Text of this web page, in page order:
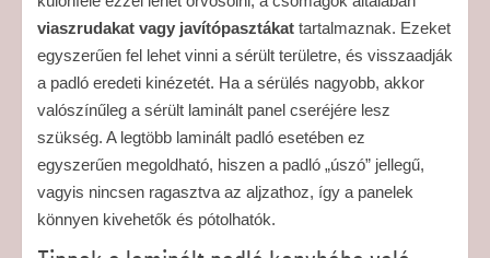
viaszrudakat vagy javítópasztákat tartalmaznak. Ezeket
egyszerűen fel lehet vinni a sérült területre, és visszaadják
a padló eredeti kinézetét. Ha a sérülés nagyobb, akkor
valószínűleg a sérült laminált panel cseréjére lesz
szükség. A legtöbb laminált padló esetében ez
egyszerűen megoldható, hiszen a padló „úszó” jellegű,
vagyis nincsen ragasztva az aljzathoz, így a panelek
könnyen kivehetők és pótolhatók.